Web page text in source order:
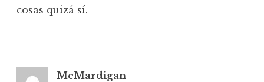
cosas quizá sí.
McMardigan